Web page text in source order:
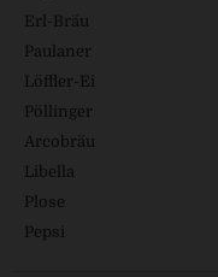
Erl-Bräu
Paulaner
Löffler-Ei
Pöllinger
Arcobräu
Libella
Plose
Pepsi